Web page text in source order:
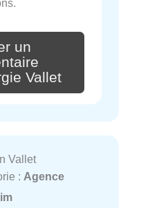
un
Vallet
Vallet
: Agence